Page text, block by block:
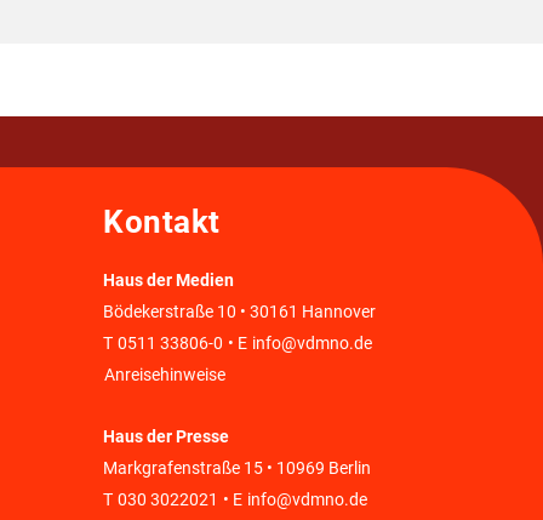
Kontakt
Haus der Medien
Bödekerstraße 10 • 30161 Hannover
T 0511 33806-0 • E info@vdmno.de
Anreisehinweise
Haus der Presse
Markgrafenstraße 15 • 10969 Berlin
T 030 3022021 • E info@vdmno.de